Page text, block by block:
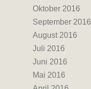
Oktober 2016
September 2016
August 2016
Juli 2016
Juni 2016
Mai 2016